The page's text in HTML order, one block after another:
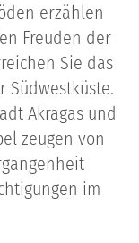
erzählen
Freuden der
Sie das
Südwestküste.
Akragas und
zeugen von
im